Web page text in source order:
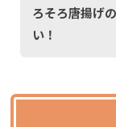
ろそろ唐揚げ
い！